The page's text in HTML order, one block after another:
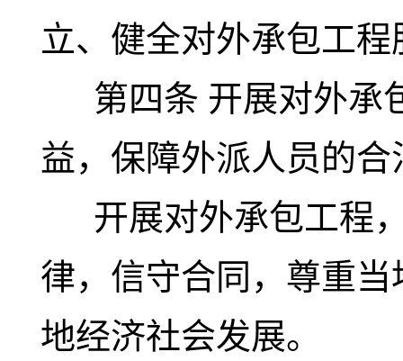
立、健全对外承包工
第四条 开展对外承
益，保障外派人员的合
开展对外承包工程，
律，信守合同，尊重
地经济社会发展。